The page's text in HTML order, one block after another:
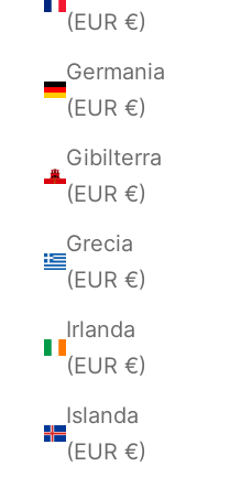
(EUR €)
Germania
(EUR €)
Gibilterra
(EUR €)
Grecia
(EUR €)
Irlanda
(EUR €)
Islanda
(EUR €)